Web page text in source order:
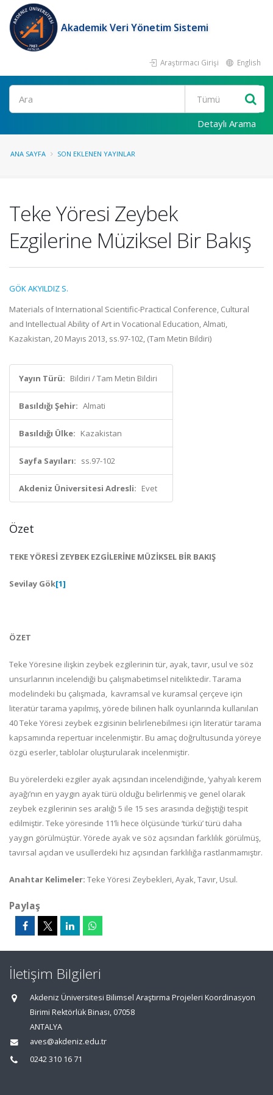
Akademik Veri Yönetim Sistemi
Araştırmacı Girişi English
Ara
Detaylı Arama
ANA SAYFA SON EKLENEN YAYINLAR
Teke Yöresi Zeybek
Ezgilerine Müziksel Bir Bakış
GÖK AKYILDIZ S.
Materials of International Scientific-Practical Conference, Cultural
and Intellectual Ability of Art in Vocational Education, Almati,
Kazakistan, 20 Mayıs 2013, ss.97-102, (Tam Metin Bildiri)
Yayın Türü: Bildiri / Tam Metin Bildiri
Basıldığı Şehir: Almati
Basıldığı Ülke: Kazakistan
Sayfa Sayıları: ss.97-102
Akdeniz Üniversitesi Adresli: Evet
Özet
TEKE YÖRESİ ZEYBEK EZGİLERİNE MÜZİKSEL BİR BAKIŞ
Sevilay Gök[1]
ÖZET
Teke Yöresine ilişkin zeybek ezgilerinin tür, ayak, tavır, usul ve söz
unsurlarının incelendiği bu çalışmabetimsel niteliktedir. Tarama
modelindeki bu çalışmada, kavramsal ve kuramsal çerçeve için
literatür tarama yapılmış, yörede bilinen halk oyunlarında kullanılan
40 Teke Yöresi zeybek ezgisinin belirlenebilmesi için literatür tarama
kapsamında repertuar incelenmiştir. Bu amaç doğrultusunda yöreye
özgü eserler, tablolar oluşturularak incelenmiştir.
Bu yörelerdeki ezgiler ayak açısından incelendiğinde, ‘yahyalı kerem
ayağı’nın en yaygın ayak türü olduğu belirlenmiş ve genel olarak
zeybek ezgilerinin ses aralığı 5 ile 15 ses arasında değiştiği tespit
edilmiştir. Teke yöresinde 11’li hece ölçüsünde ‘türkü’ türü daha
yaygın görülmüştür. Yörede ayak ve söz açısından farklılık görülmüş,
tavırsal açıdan ve usullerdeki hız açısından farklılığa rastlanmamıştır.
Anahtar Kelimeler: Teke Yöresi Zeybekleri, Ayak, Tavır, Usul.
Paylaş
İletişim Bilgileri
Akdeniz Üniversitesi Bilimsel Araştırma Projeleri Koordinasyon
Birimi Rektörlük Binası, 07058
ANTALYA
aves@akdeniz.edu.tr
0242 310 16 71